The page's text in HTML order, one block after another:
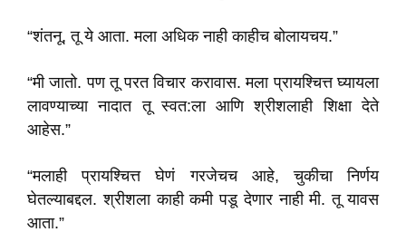
“शंतनू, तू ये आता. मला अधिक नाही काहीच बोलायचय.”
“मी जातो. पण तू परत विचार करावास. मला प्रायश्चित्त घ्यायला
लावण्याच्या नादात तू स्वत:ला आणि श्रीशलाही शिक्षा देते
आहेस.”
“मलाही प्रायश्चित्त घेणं गरजेचच आहे, चुकीचा निर्णय
घेतल्याबद्दल. श्रीशला काही कमी पडू देणार नाही मी. तू यावस
आता.”